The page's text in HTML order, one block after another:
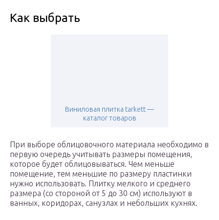
Как выбрать
Виниловая плитка tarkett —
каталог товаров
При выборе облицовочного материала необходимо в
первую очередь учитывать размеры помещения,
которое будет облицовываться. Чем меньше
помещение, тем меньшие по размеру пластинки
нужно использовать. Плитку мелкого и среднего
размера (со стороной от 5 до 30 см) используют в
ванных, коридорах, санузлах и небольших кухнях.